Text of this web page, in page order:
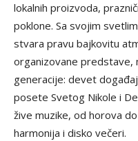
lokalnih proizvoda,
poklone. Sa svojim
stvara pravu bajkovitu
organizovane predstave,
generacije: devet
posete Svetog Nikole i
žive muzike, od horova
harmonija i disko večeri.